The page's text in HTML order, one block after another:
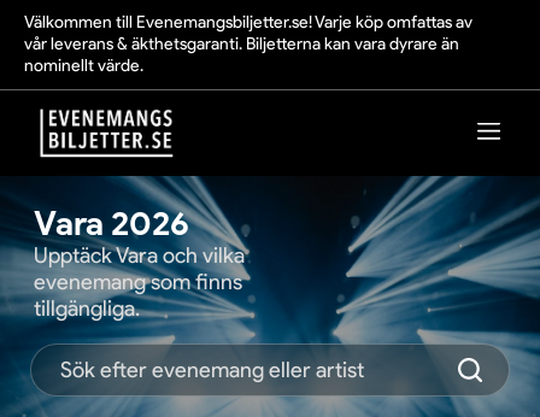
Välkommen till Evenemangsbiljetter.se! Varje köp omfattas av
vår leverans & äkthetsgaranti. Biljetterna kan vara dyrare än
nominellt värde.
Vara 2026
Upptäck Vara och vilka
evenemang som finns
tillgängliga.